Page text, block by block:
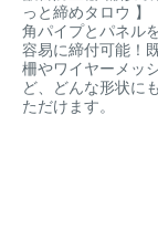
っと締めタロウ 】
角パイプとパネル
容易に締付可能！
柵やワイヤーメッ
ど、どんな形状に
ただけます。